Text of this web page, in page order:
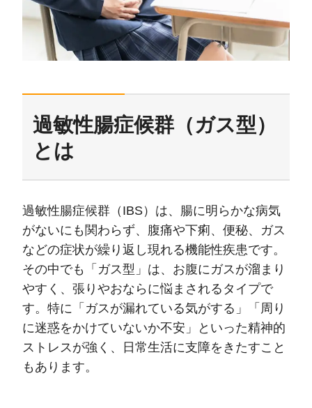
過敏性腸症候群（ガス型）
とは
過敏性腸症候群（IBS）は、腸に明らかな病気
がないにも関わらず、腹痛や下痢、便秘、ガス
などの症状が繰り返し現れる機能性疾患です。
その中でも「ガス型」は、お腹にガスが溜まり
やすく、張りやおならに悩まされるタイプで
す。特に「ガスが漏れている気がする」「周り
に迷惑をかけていないか不安」といった精神的
ストレスが強く、日常生活に支障をきたすこと
もあります。